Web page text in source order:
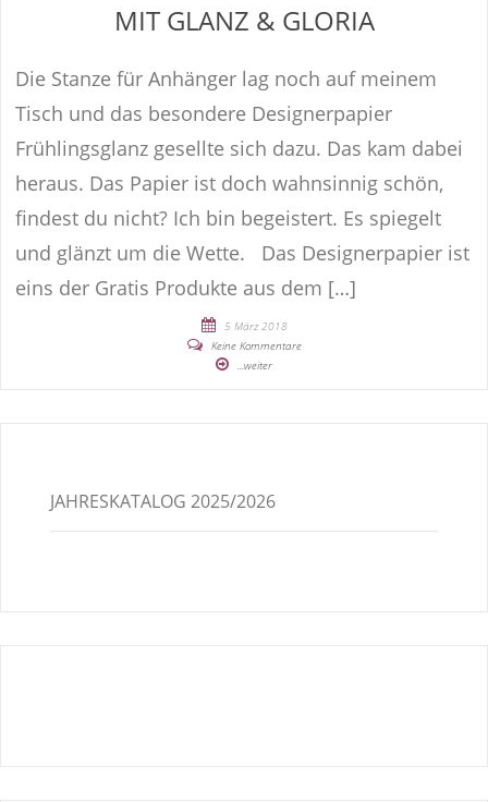
MIT GLANZ & GLORIA
Die Stanze für Anhänger lag noch auf meinem
Tisch und das besondere Designerpapier
Frühlingsglanz gesellte sich dazu. Das kam dabei
heraus. Das Papier ist doch wahnsinnig schön,
findest du nicht? Ich bin begeistert. Es spiegelt
und glänzt um die Wette. Das Designerpapier ist
eins der Gratis Produkte aus dem […]
5 März 2018
Keine Kommentare
...weiter
JAHRESKATALOG 2025/2026